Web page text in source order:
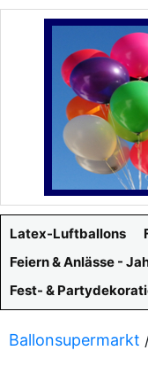
Latex-Luftballons
Feiern & Anlässe -
Fest- &
Ballonsupermarkt